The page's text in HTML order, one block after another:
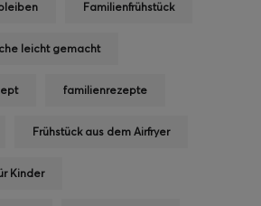
Familienfrühstück
leicht gemacht
familienrezepte
Frühstück aus dem Airfryer
Kinder